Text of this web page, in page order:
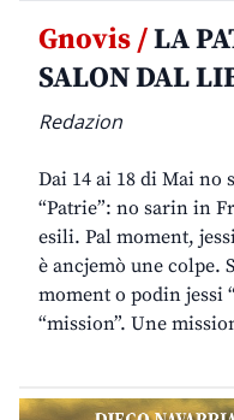
Gnovis /LA
SALON DAL
Redazion
Dai 14 ai 18 di Mai
“Patrie”: no sarin in
esili. Pal moment,
è ancjemò une colpe.
moment o podin jessi
“mission”. Une